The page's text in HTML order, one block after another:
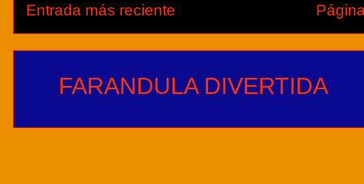
Entrada más reciente
FARANDULA DIVERTIDA